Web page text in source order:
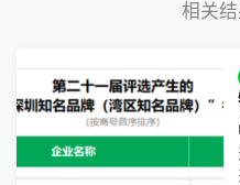
相关结